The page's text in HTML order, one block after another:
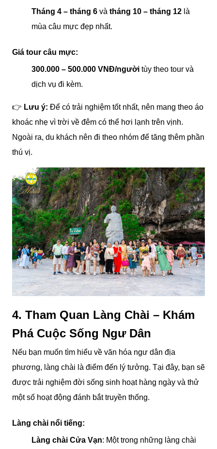
Tháng 4 – tháng 6 và tháng 10 – tháng 12 là
mùa câu mực đẹp nhất.
Giá tour câu mực:
300.000 – 500.000 VNĐ/người tùy theo tour và
dịch vụ đi kèm.
👉 Lưu ý: Để có trải nghiệm tốt nhất, nên mang theo áo
khoác nhẹ vì trời về đêm có thể hơi lạnh trên vịnh.
Ngoài ra, du khách nên đi theo nhóm để tăng thêm phần
thú vị.
4. Tham Quan Làng Chài – Khám
Phá Cuộc Sống Ngư Dân
Nếu bạn muốn tìm hiểu về văn hóa ngư dân địa
phương, làng chài là điểm đến lý tưởng. Tại đây, bạn sẽ
được trải nghiệm đời sống sinh hoạt hàng ngày và thử
một số hoạt động đánh bắt truyền thống.
Làng chài nổi tiếng:
Làng chài Cửa Vạn: Một trong những làng chài